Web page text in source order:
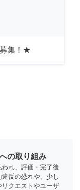
集！★
の取り組み
れ、評価・完了後
反の恐れや、少し
クエストやユーザ